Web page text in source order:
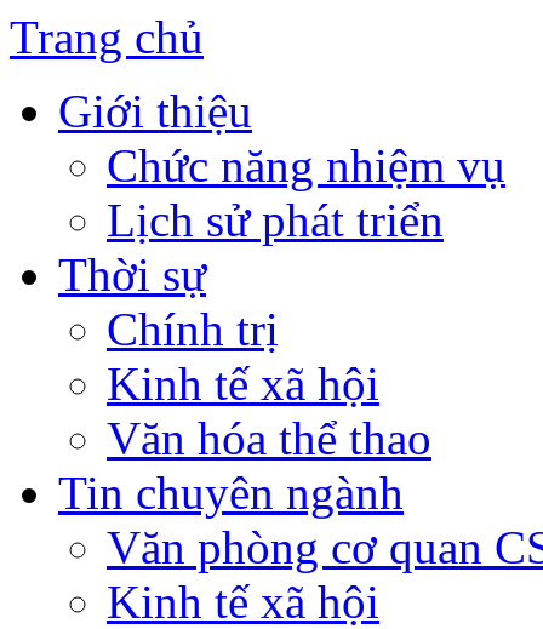
Trang chủ
Giới thiệu
Chức năng nhiệm vụ
Lịch sử phát triển
Thời sự
Chính trị
Kinh tế xã hội
Văn hóa thể thao
Tin chuyên ngành
Văn phòng cơ quan
Kinh tế xã hội